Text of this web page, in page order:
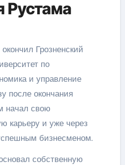
Рустама
Грозненский
по
и управление
после окончания
начал свою
карьеру и уже через
бизнесменом.
собственную